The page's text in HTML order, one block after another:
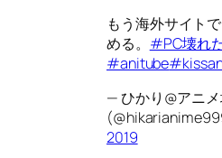
もう海外サイト
める。 #PC壊れ
#anitube
— ひかり@アニ
2019